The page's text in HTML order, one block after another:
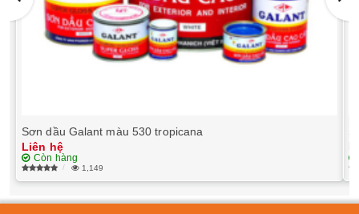
Sơn dầu Galant màu 530 tropicana
Liên hệ
Còn hàng
1,149